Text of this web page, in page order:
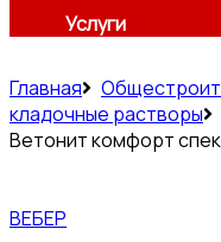
Услуги
Главная
кладочные растворы
Ветонит комфорт
ВЕБЕР